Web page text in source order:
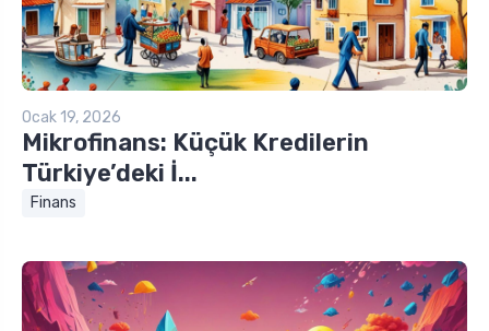
Ocak 19, 2026
Mikrofinans: Küçük Kredilerin
Türkiye’deki İ...
Finans